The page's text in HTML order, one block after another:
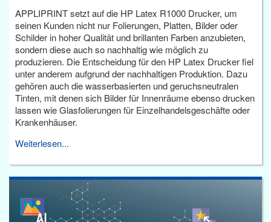
APPLIPRINT setzt auf die HP Latex R1000 Drucker, um
seinen Kunden nicht nur Folierungen, Platten, Bilder oder
Schilder in hoher Qualität und brillanten Farben anzubieten,
sondern diese auch so nachhaltig wie möglich zu
produzieren. Die Entscheidung für den HP Latex Drucker fiel
unter anderem aufgrund der nachhaltigen Produktion. Dazu
gehören auch die wasserbasierten und geruchsneutralen
Tinten, mit denen sich Bilder für Innenräume ebenso drucken
lassen wie Glasfolierungen für Einzelhandelsgeschäfte oder
Krankenhäuser.
Weiterlesen...